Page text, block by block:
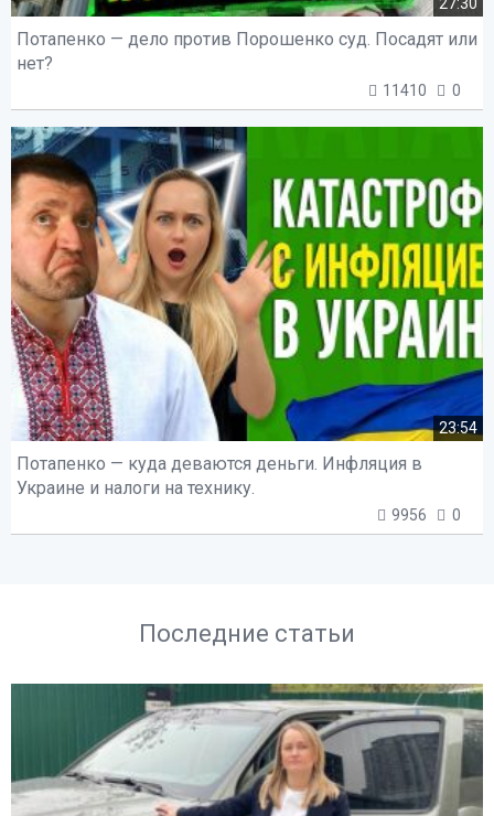
Потапенко — дело против Порошенко суд. Посадят или
нет?
11410 0
23:54
Потапенко — куда деваются деньги. Инфляция в
Украине и налоги на технику.
9956 0
Последние статьи